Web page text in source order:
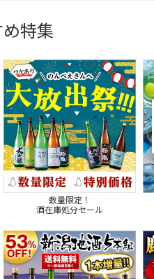
特集
数量限定！
酒在庫処分セール